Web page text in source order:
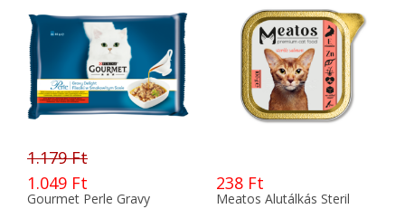
1.179 Ft
1.049 Ft
Gourmet Perle Gravy
238 Ft
Meatos Alutálkás Steril